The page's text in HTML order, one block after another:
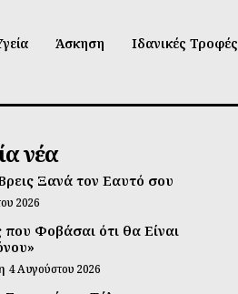
Άσκηση Ιδανικές Τροφές
νέα
Ξανά τον Εαυτό σου
2026
που Φοβάσαι ότι θα Είναι
4 Αυγούστου 2026